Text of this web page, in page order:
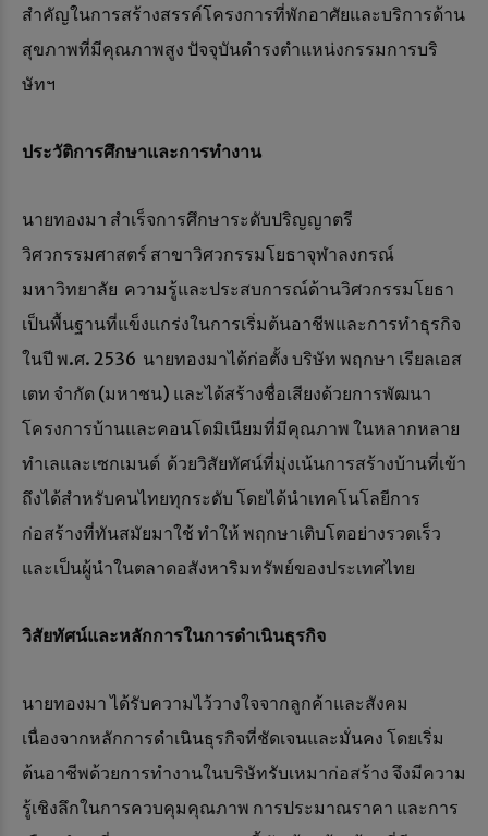
สำคัญในการสร้างสรรค์โครงการที่พักอาศัยและบริการด้าน
สุขภาพที่มีคุณภาพสูง ปัจจุบันดำรงตำแหน่งกรรมการบริ
ษัทฯ
ประวัติการศึกษาและการทำงาน
นายทองมา สำเร็จการศึกษาระดับปริญญาตรี
วิศวกรรมศาสตร์ สาขาวิศวกรรมโยธาจุฬาลงกรณ์
มหาวิทยาลัย ความรู้และประสบการณ์ด้านวิศวกรรมโยธา
เป็นพื้นฐานที่แข็งแกร่งในการเริ่มต้นอาชีพและการทำธุรกิจ
ในปี พ.ศ. 2536 นายทองมาได้ก่อตั้ง บริษัท พฤกษา เรียลเอส
เตท จำกัด (มหาชน) และได้สร้างชื่อเสียงด้วยการพัฒนา
โครงการบ้านและคอนโดมิเนียมที่มีคุณภาพ ในหลากหลาย
ทำเลและเซกเมนต์ ด้วยวิสัยทัศน์ที่มุ่งเน้นการสร้างบ้านที่เข้า
ถึงได้สำหรับคนไทยทุกระดับ โดยได้นำเทคโนโลยีการ
ก่อสร้างที่ทันสมัยมาใช้ ทำให้ พฤกษาเติบโตอย่างรวดเร็ว
และเป็นผู้นำในตลาดอสังหาริมทรัพย์ของประเทศไทย
วิสัยทัศน์และหลักการในการดำเนินธุรกิจ
นายทองมา ได้รับความไว้วางใจจากลูกค้าและสังคม
เนื่องจากหลักการดำเนินธุรกิจที่ชัดเจนและมั่นคง โดยเริ่ม
ต้นอาชีพด้วยการทำงานในบริษัทรับเหมาก่อสร้าง จึงมีความ
รู้เชิงลึกในการควบคุมคุณภาพ การประมาณราคา และการ